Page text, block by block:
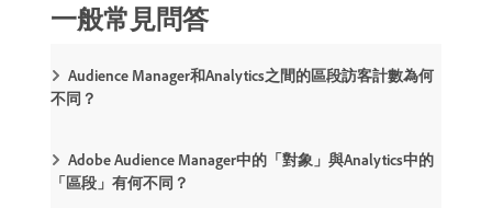
一般常見問答
Audience Manager和Analytics之間的區段訪客計數為何
不同？
Adobe Audience Manager中的「對象」與Analytics中的
「區段」有何不同？